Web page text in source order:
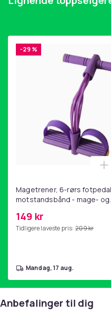
-29 %
Magetrener, 6-rørs fotpedal
motstandsbånd - mage- og
hjemmegymnastikk Purple
149 kr
Tidligere laveste pris: 209 kr
mandag, 17 aug.
Anbefalinger til dig